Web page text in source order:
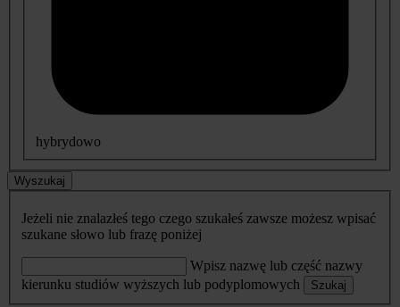
hybrydowo
Wyszukaj
Jeżeli nie znalazłeś tego czego szukałeś zawsze możesz wpisać
szukane słowo lub frazę poniżej
Wpisz nazwę lub część nazwy
kierunku studiów wyższych lub podyplomowych
Szukaj